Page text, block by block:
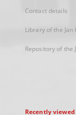
Contact details
Library of the
Repository of the
Recently viewed